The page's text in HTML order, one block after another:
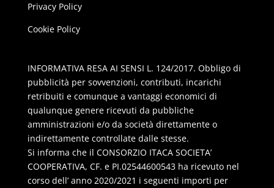
Privacy Policy
Cookie Policy
INFORMATIVA RESA AI SENSI L. 124/2017. Obbligo di
pubblicità per sovvenzioni, contributi, incarichi
retribuiti e comunque a vantaggi economici di
qualunque genere ricevuti da pubbliche
amministrazioni e/o da società direttamente o
indirettamente controllate dalle stesse.
Si informa che il CONSORZIO ITACA SOCIETA’
COOPERATIVA, CF. e PI.02544600543 ha ricevuto nel
corso dell’ anno 2020/2021 i seguenti importi per